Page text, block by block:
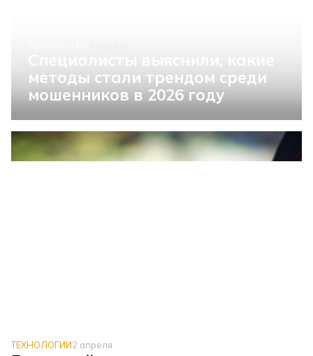
методы стали трендом среди
мошенников в 2026 году
ТЕХНОЛОГИИ2 апреля